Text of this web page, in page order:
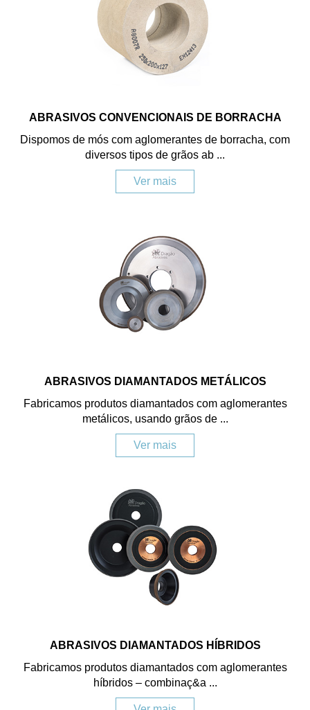
ABRASIVOS CONVENCIONAIS DE BORRACHA
Dispomos de mós com aglomerantes de borracha, com
diversos tipos de grãos ab ...
Ver mais
ABRASIVOS DIAMANTADOS METÁLICOS
Fabricamos produtos diamantados com aglomerantes
metálicos, usando grãos de ...
Ver mais
ABRASIVOS DIAMANTADOS HÍBRIDOS
Fabricamos produtos diamantados com aglomerantes
híbridos – combinaç&a ...